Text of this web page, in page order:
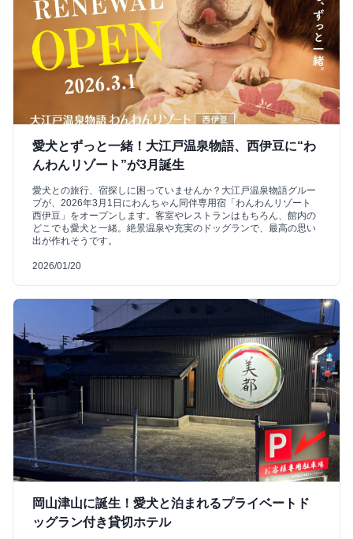
愛犬とずっと一緒！大江戸温泉物語、西伊豆に“わ
んわんリゾート”が3月誕生
愛犬との旅行、宿探しに困っていませんか？大江戸温泉物語グルー
プが、2026年3月1日にわんちゃん同伴専用宿「わんわんリゾート
西伊豆」をオープンします。客室やレストランはもちろん、館内の
どこでも愛犬と一緒。絶景温泉や充実のドッグランで、最高の思い
出が作れそうです。
2026/01/20
岡山津山に誕生！愛犬と泊まれるプライベートド
ッグラン付き貸切ホテル